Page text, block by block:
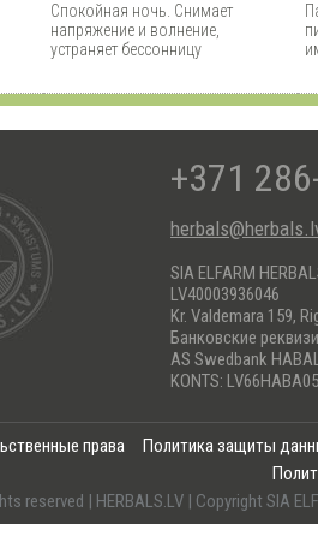
Спокойная ночь. Снимает
напряжение и волнение,
устраняет бессонницу
+371
SIA ELFARM
LV40003936046
Kr. Valdemara 159,
Банковские
AS Swedbank
KONTS:
права
Политика защиты
reserved | HERBALS.LV | Copyright SIA